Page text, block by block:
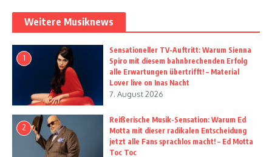
Weitere Musiknews
1
Sensationeller TV-Auftritt: Warum Sienna
Spiro mit diesem bahnbrechenden Erfolg
alle Erwartungen übertrifft! – Material
Lover live on Inas Nacht
7. August 2026
2
Reißerische Musik-Sensation: Warum Ed
Motta mit dieser radikalen Entscheidung
jetzt alle Fans sprachlos macht! – Ed Motta
Toc Toc